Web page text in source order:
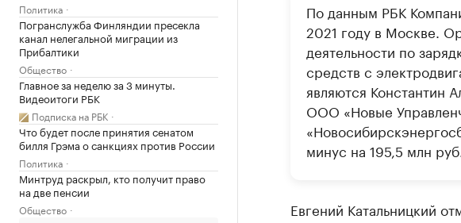
Политика
Погранслужба Финляндии пресекла
канал нелегальной миграции из
Прибалтики
Общество
Главное за неделю за 3 минуты.
Видеоитоги РБК
Подписка на РБК
Что будет после принятия сенатом
билля Грэма о санкциях против России
Политика
Минтруд раскрыл, кто получит право
на две пенсии
Общество
По данным РБК
2021 году в Москве.
деятельности по
средств с
являются Константин
ООО «Новые
минус на 195,5 млн
Евгений Катальницкий